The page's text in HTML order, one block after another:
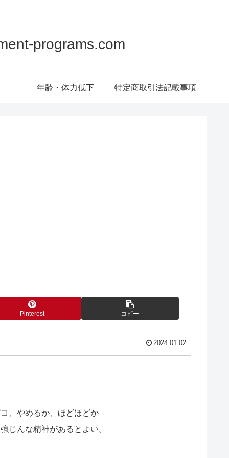
programs.com
年齢・体力低下 特定商取引法記載事項
Pinterest コピー
2024.01.02
、やめるか、ほどほどか
じんな精神があるとよい。